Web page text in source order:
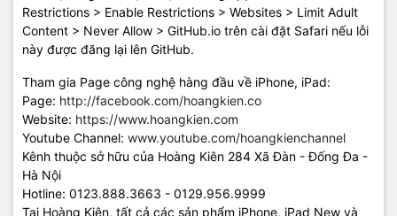
Restrictions > Enable Restrictions > Websites > Limit Adult
Content > Never Allow > GitHub.io trên cài đặt Safari nếu lỗi
này được đăng lại lên GitHub.
Tham gia Page công nghệ hàng đầu về iPhone, iPad:
Page: http://facebook.com/hoangkien.co
Website: https://www.hoangkien.com
Youtube Channel: www.youtube.com/hoangkienchannel
Kênh thuộc sở hữu của Hoàng Kiên 284 Xã Đàn - Đống Đa -
Hà Nội
Hotline: 0123.888.3663 - 0129.956.9999
Tại Hoàng Kiên, tất cả các sản phẩm iPhone, iPad New và